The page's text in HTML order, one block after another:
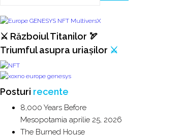
⚔️ Războiul Titanilor 🏹
Triumful asupra uriașilor ⚔️
Posturi recente
8,000 Years Before
Mesopotamia aprilie 25, 2026
The Burned House